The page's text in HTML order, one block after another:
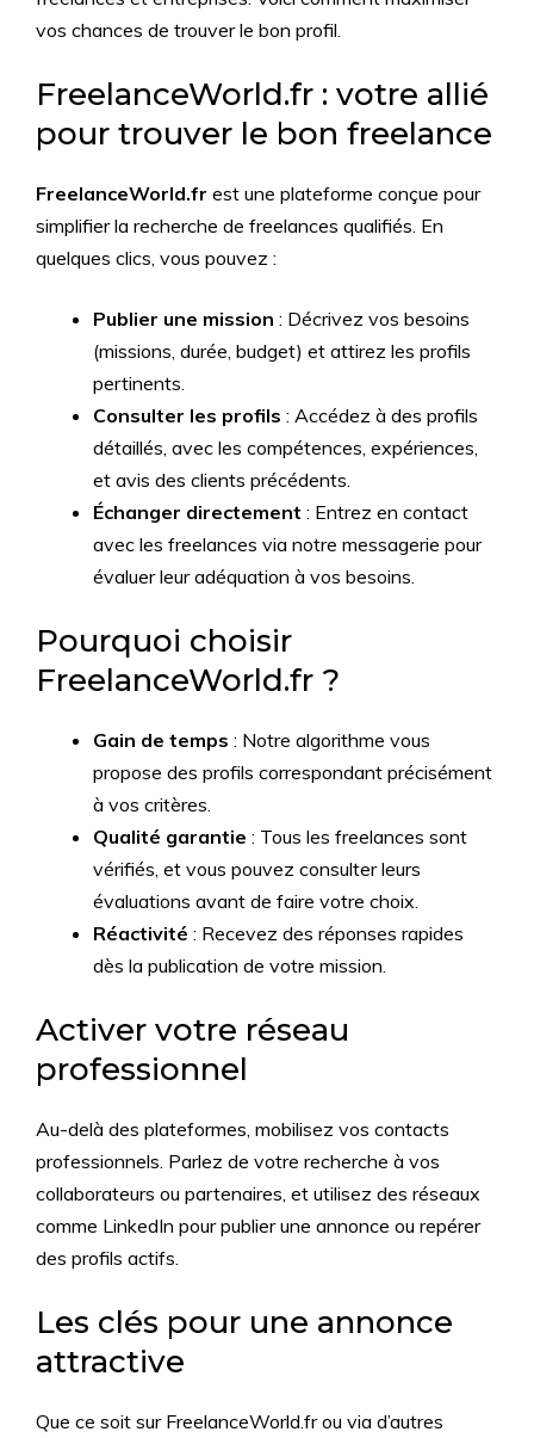
vos chances de trouver le bon profil.
FreelanceWorld.fr : votre allié
pour trouver le bon freelance
FreelanceWorld.fr est une plateforme conçue pour
simplifier la recherche de freelances qualifiés. En
quelques clics, vous pouvez :
Publier une mission : Décrivez vos besoins
(missions, durée, budget) et attirez les profils
pertinents.
Consulter les profils : Accédez à des profils
détaillés, avec les compétences, expériences,
et avis des clients précédents.
Échanger directement : Entrez en contact
avec les freelances via notre messagerie pour
évaluer leur adéquation à vos besoins.
Pourquoi choisir
FreelanceWorld.fr ?
Gain de temps : Notre algorithme vous
propose des profils correspondant précisément
à vos critères.
Qualité garantie : Tous les freelances sont
vérifiés, et vous pouvez consulter leurs
évaluations avant de faire votre choix.
Réactivité : Recevez des réponses rapides
dès la publication de votre mission.
Activer votre réseau
professionnel
Au-delà des plateformes, mobilisez vos contacts
professionnels. Parlez de votre recherche à vos
collaborateurs ou partenaires, et utilisez des réseaux
comme LinkedIn pour publier une annonce ou repérer
des profils actifs.
Les clés pour une annonce
attractive
Que ce soit sur FreelanceWorld.fr ou via d’autres